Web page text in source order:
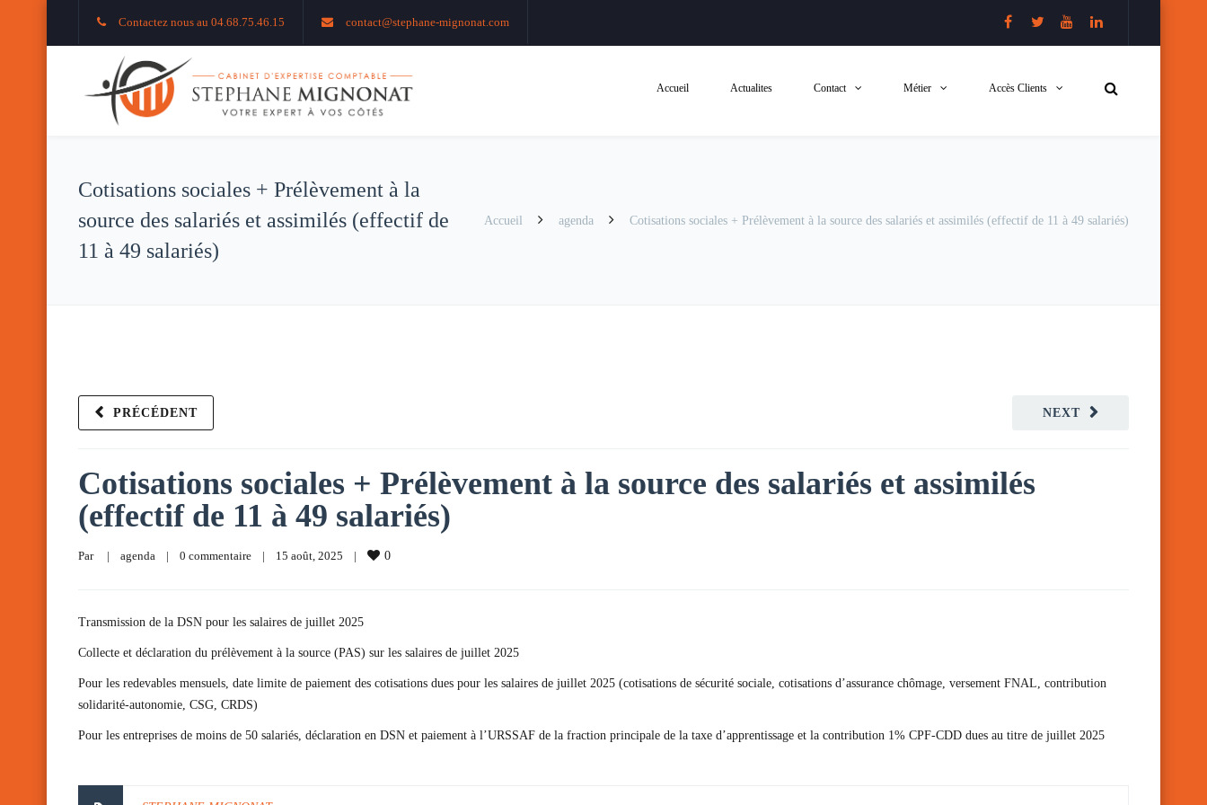
Contactez nous au 04.68.75.46.15 contact@stephane-mignonat.com
Accueil Actualites Contact Métier Accès Clients
Cotisations sociales + Prélèvement à la
source des salariés et assimilés (effectif de
11 à 49 salariés)
Accueil agenda Cotisations sociales + Prélèvement à la source des salariés et assimilés (effectif de 11 à 49 salariés)
NEXT
PRÉCÉDENT
Cotisations sociales + Prélèvement à la source des salariés et assimilés
(effectif de 11 à 49 salariés)
Par | agenda | 0 commentaire | 15 août, 2025 | 0
Transmission de la DSN pour les salaires de juillet 2025
Collecte et déclaration du prélèvement à la source (PAS) sur les salaires de juillet 2025
Pour les redevables mensuels, date limite de paiement des cotisations dues pour les salaires de juillet 2025 (cotisations de sécurité sociale, cotisations d’assurance chômage, versement FNAL, contribution
solidarité-autonomie, CSG, CRDS)
Pour les entreprises de moins de 50 salariés, déclaration en DSN et paiement à l’URSSAF de la fraction principale de la taxe d’apprentissage et la contribution 1% CPF-CDD dues au titre de juillet 2025